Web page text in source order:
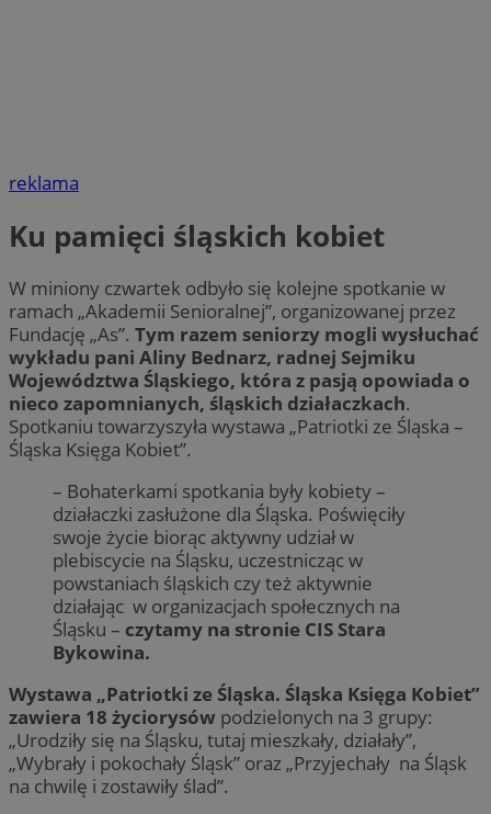
reklama
Ku pamięci śląskich kobiet
W miniony czwartek odbyło się kolejne spotkanie w
ramach „Akademii Senioralnej”, organizowanej przez
Fundację „As”. Tym razem seniorzy mogli wysłuchać
wykładu pani Aliny Bednarz, radnej Sejmiku
Województwa Śląskiego, która z pasją opowiada o
nieco zapomnianych, śląskich działaczkach.
Spotkaniu towarzyszyła wystawa „Patriotki ze Śląska –
Śląska Księga Kobiet”.
– Bohaterkami spotkania były kobiety –
działaczki zasłużone dla Śląska. Poświęciły
swoje życie biorąc aktywny udział w
plebiscycie na Śląsku, uczestnicząc w
powstaniach śląskich czy też aktywnie
działając w organizacjach społecznych na
Śląsku – czytamy na stronie CIS Stara
Bykowina.
Wystawa „Patriotki ze Śląska. Śląska Księga Kobiet”
zawiera 18 życiorysów podzielonych na 3 grupy:
„Urodziły się na Śląsku, tutaj mieszkały, działały”,
„Wybrały i pokochały Śląsk” oraz „Przyjechały na Śląsk
na chwilę i zostawiły ślad”.